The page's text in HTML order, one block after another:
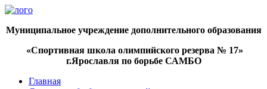
Муниципальное учреждение дополнительного образования
«Спортивная школа олимпийского резерва № 17»
г.Ярославля по борьбе САМБО
Главная